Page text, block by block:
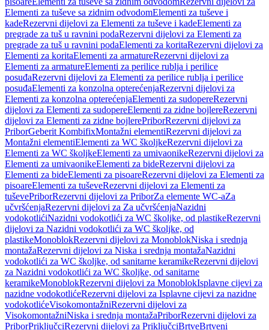
Elementi za tuševe sa zidnim odvodomElementi za tuševe i
kadeRezervni dijelovi za Elementi za tuševe i kadeElementi za
pregrade za tuš u ravnini podaRezervni dijelovi za Elementi za
pregrade za tuš u ravnini podaElementi za koritaRezervni dijelovi za
Elementi za koritaElementi za armatureRezervni dijelovi za
Elementi za armatureElementi za perilice rublja i perilice
posuđaRezervni dijelovi za Elementi za perilice rublja i perilice
posuđaElementi za konzolna opterećenjaRezervni dijelovi za
Elementi za konzolna opterećenjaElementi za sudopereRezervni
dijelovi za Elementi za sudopereElementi za zidne bojlereRezervni
dijelovi za Elementi za zidne bojlerePriborRezervni dijelovi za
PriborGeberit KombifixMontažni elementiRezervni dijelovi za
Montažni elementiElementi za WC školjkeRezervni dijelovi za
Elementi za WC školjkeElementi za umivaonikeRezervni dijelovi za
Elementi za umivaonikeElementi za bideRezervni dijelovi za
Elementi za bideElementi za pisoareRezervni dijelovi za Elementi za
pisoareElementi za tuševeRezervni dijelovi za Elementi za
tuševePriborRezervni dijelovi za PriborZa elemente WC-aZa
učvršćenjaRezervni dijelovi za Za učvršćenjaNazidni
vodokotlićiNazidni vodokotlići za WC školjke, od plastikeRezervni
dijelovi za Nazidni vodokotlići za WC školjke, od
plastikeMonoblokRezervni dijelovi za MonoblokNiska i srednja
montažaRezervni dijelovi za Niska i srednja montažaNazidni
vodokotlići za WC školjke, od sanitarne keramikeRezervni dijelovi
za Nazidni vodokotlići za WC školjke, od sanitarne
keramikeMonoblokRezervni dijelovi za MonoblokIsplavne cijevi za
nazidne vodokotlićeRezervni dijelovi za Isplavne cijevi za nazidne
vodokotlićeVisokomontažniRezervni dijelovi za
VisokomontažniNiska i srednja montažaPriborRezervni dijelovi za
PriborPriključciRezervni dijelovi za PriključciBrtveBrtveni